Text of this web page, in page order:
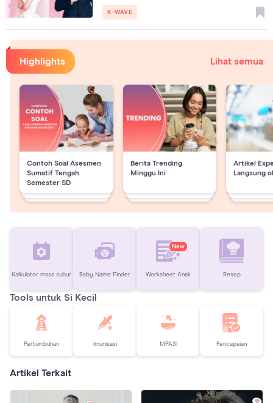
K-WAVE
Highlights Lihat semua
Contoh Soal Asesmen
Sumatif Tengah
Semester SD
Berita Trending
Minggu Ini
Artikel
Langsung
Kalkulator masa subur Baby Name Finder
New
Worksheet Anak Resep
Tools untuk Si Kecil
Pertumbuhan Imunisasi MPASI Pencapaian
Artikel Terkait